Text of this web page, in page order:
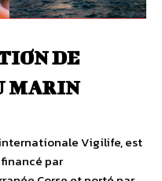
DE
MARIN
Vigilife, est
financé par